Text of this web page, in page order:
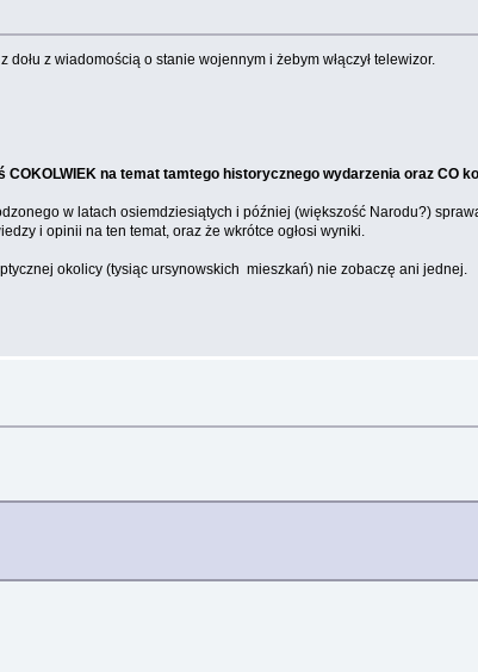
z wiadomością o stanie wojennym i żebym włączył telewizor.
na temat tamtego historycznego wydarzenia oraz CO
w latach osiemdziesiątych i później (większość Narodu?)
i opinii na ten temat, oraz że wkrótce ogłosi wyniki.
okolicy (tysiąc ursynowskich mieszkań) nie zobaczę ani jednej.